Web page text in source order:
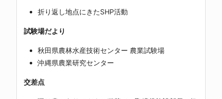
折り返し地点にきたSHP活動
試験場だより
秋田県農林水産技術センター 農業試験場
沖縄県農業研究センター
交差点